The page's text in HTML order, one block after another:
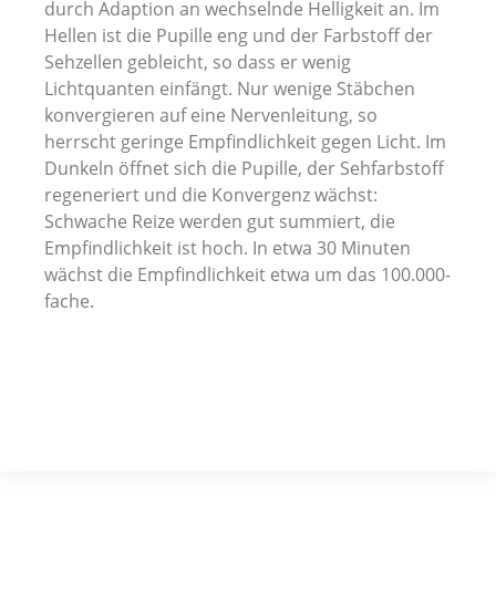
durch Adaption an wechselnde Helligkeit an. Im
Hellen ist die Pupille eng und der Farbstoff der
Sehzellen gebleicht, so dass er wenig
Lichtquanten einfängt. Nur wenige Stäbchen
konvergieren auf eine Nervenleitung, so
herrscht geringe Empfindlichkeit gegen Licht. Im
Dunkeln öffnet sich die Pupille, der Sehfarbstoff
regeneriert und die Konvergenz wächst:
Schwache Reize werden gut summiert, die
Empfindlichkeit ist hoch. In etwa 30 Minuten
wächst die Empfindlichkeit etwa um das 100.000-
fache.